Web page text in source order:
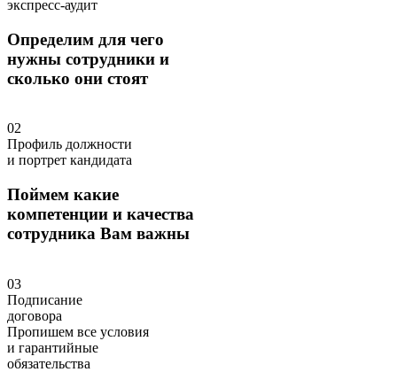
экспресс-аудит
Определим для чего
нужны сотрудники и
сколько они стоят
02
Профиль должности
и портрет кандидата
Поймем какие
компетенции и качества
сотрудника Вам важны
03
Подписание
договора
Пропишем все условия
и гарантийные
обязательства